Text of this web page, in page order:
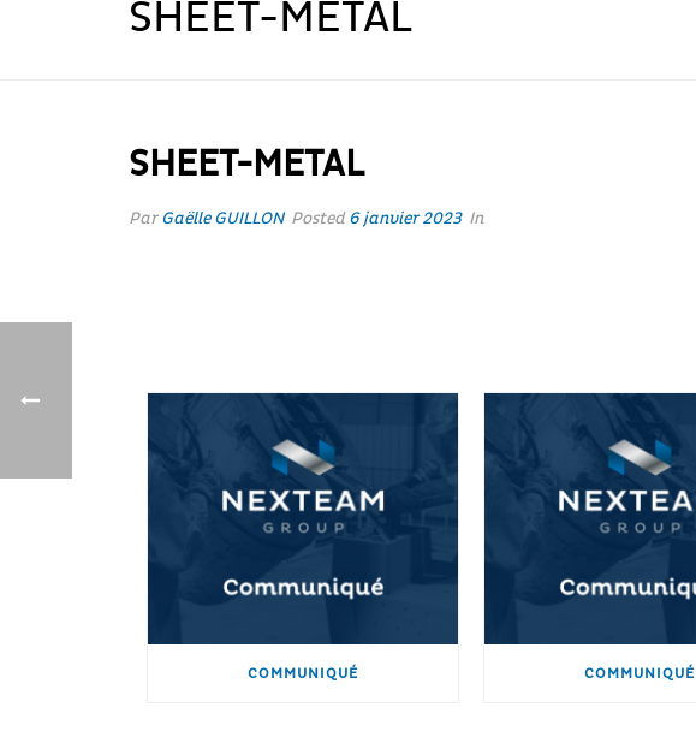
SHEET-METAL
SHEET-METAL
ParGaëlle GUILLON Posted6 janvier 2023 In
COMMUNIQUÉ COMMUNIQUÉ